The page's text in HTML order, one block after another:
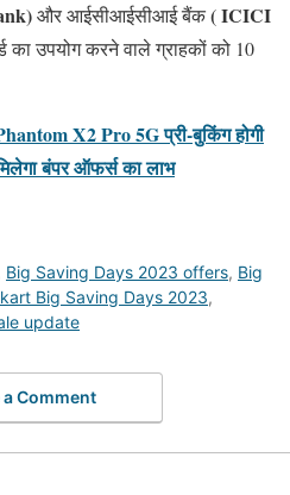
और आईसीआईसीआई बैंक( ICICI
उपयोग करने वाले ग्राहकों को 10
X2 Pro 5G प्री-बुकिंग होगी
बंपर ऑफर्स का लाभ
Big Saving Days 2023 offers, Big
Big Saving Days 2023,
update
a Comment